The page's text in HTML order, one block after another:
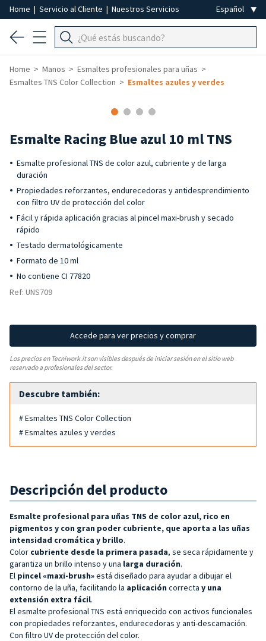
Home | Servicio al Cliente | Nuestros Servicios
Home Manos
Esmaltes profesionales para uñas
Esmaltes TNS Color Collection
Esmaltes azules y verdes
Esmalte Racing Blue azul 10 ml TNS
Esmalte profesional TNS de color azul, cubriente y de larga
duración
Propiedades reforzantes, endurecedoras y antidesprendimiento
con filtro UV de protección del color
Fácil y rápida aplicación gracias al pincel maxi-brush y secado
rápido
Testado dermatológicamente
Formato de 10 ml
No contiene CI 77820
Ref: UNS709
Accede para ver precios y comprar
Los precios en Tecniwork.it son visibles después de iniciar sesión en el sitio web
reservado a profesionales del sector.
Descubre también:
# Esmaltes TNS Color Collection
# Esmaltes azules y verdes
Descripción del producto
Esmalte profesional para uñas TNS de color azul, rico en
pigmentos y con gran poder cubriente, que aporta a las uñas
intensidad cromática y brillo.
Color cubriente desde la primera pasada, se seca rápidamente y
garantiza un brillo intenso y una larga duración.
El pincel «maxi-brush»está diseñado para ayudar a dibujar el
contorno de la uña, facilitando la aplicación correcta y una
extensión extra fácil.
El esmalte profesional TNS está enriquecido con activos funcionales
con propiedades reforzantes, endurecedoras y anti-descamación.
Con filtro UV de protección del color.